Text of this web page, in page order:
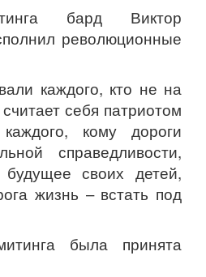
бард Виктор
революционные
каждого, кто не на
себя патриотом
кому дороги
справедливости,
своих детей,
жизнь – встать под
была принята